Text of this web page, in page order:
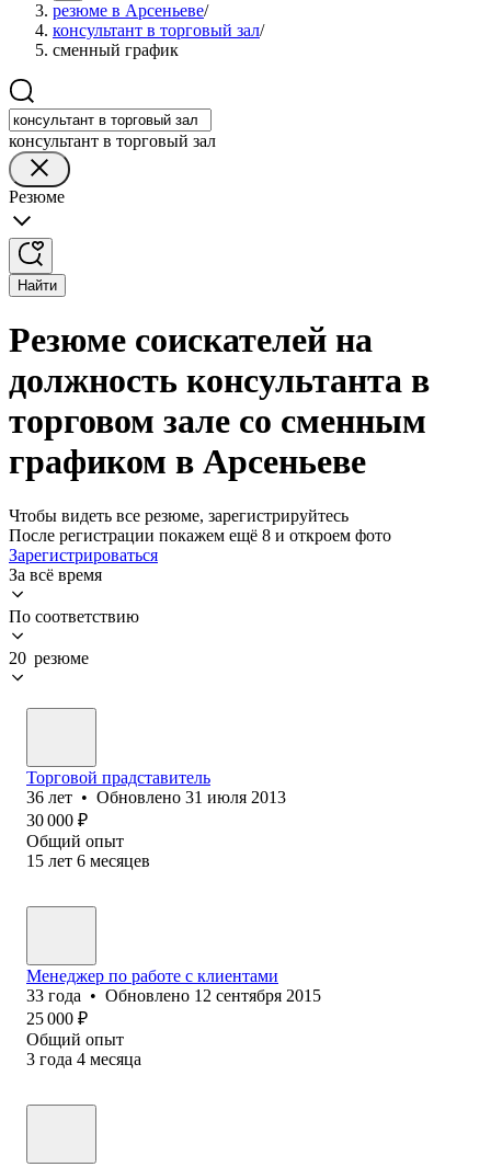
резюме в Арсеньеве/
консультант в торговый зал/
сменный график
консультант в торговый зал
Резюме
Найти
Резюме соискателей на
должность консультанта в
торговом зале со сменным
графиком в Арсеньеве
Чтобы видеть все резюме, зарегистрируйтесь
После регистрации покажем ещё 8 и откроем фото
Зарегистрироваться
За всё время
По соответствию
20 резюме
Торговой прадставитель
36 лет • Обновлено 31 июля 2013
30 000 ₽
Общий опыт
15 лет 6 месяцев
Менеджер по работе с клиентами
33 года • Обновлено 12 сентября 2015
25 000 ₽
Общий опыт
3 года 4 месяца